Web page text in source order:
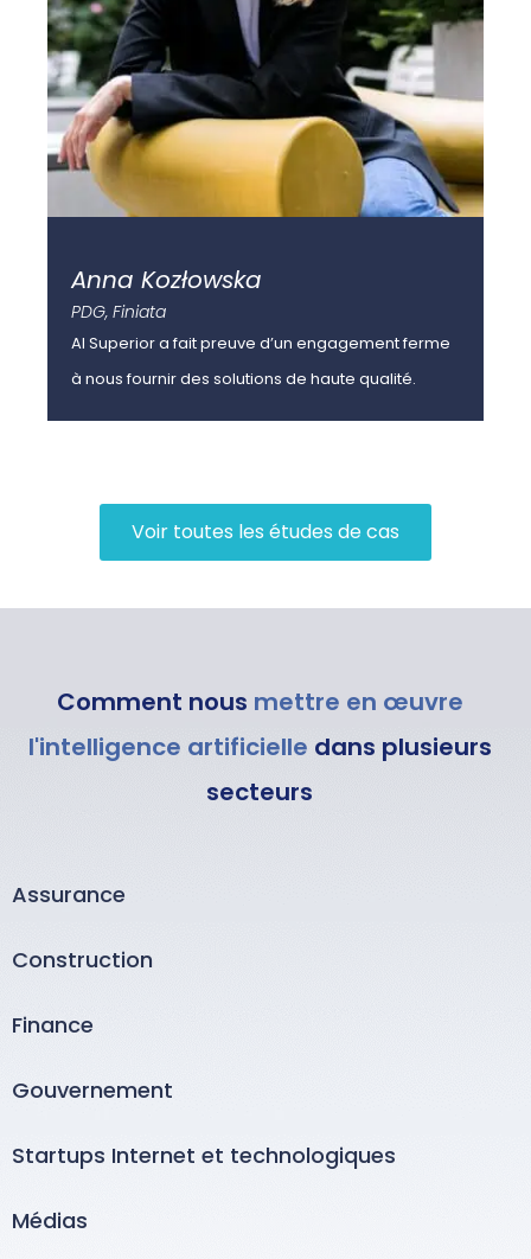
AI Superior a fait preuve d’un engagement ferme
à nous fournir des solutions de haute qualité.
Anna Kozłowska
PDG, Finiata
Voir toutes les études de cas
Comment nous mettre en œuvre
l'intelligence artificielle dans plusieurs
secteurs
Assurance
Construction
Finance
Gouvernement
Startups Internet et technologiques
Médias